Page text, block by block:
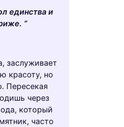
единства и
заслуживает
красоту, но
Пересекая
через
который
часто